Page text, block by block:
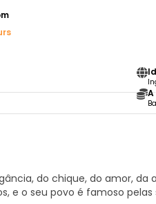
do chique, do amor,
e o seu povo é famoso pelas